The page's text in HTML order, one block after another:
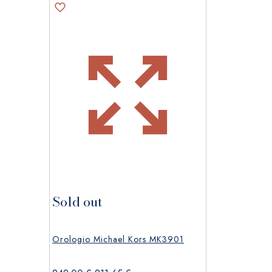
Sold out
Orologio Michael Kors MK3901